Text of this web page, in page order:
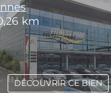
km
DÉCOUVRIR CE BIEN